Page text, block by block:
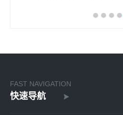
FAST NAVIGATION
快速导航